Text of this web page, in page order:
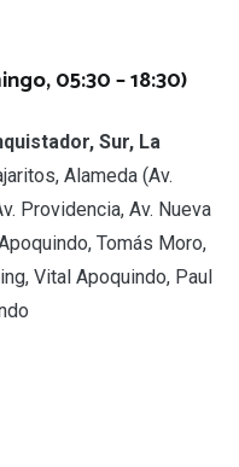
05:30 – 18:30)
Sur, La
Alameda (Av.
Providencia, Av. Nueva
Tomás Moro,
Vital Apoquindo, Paul